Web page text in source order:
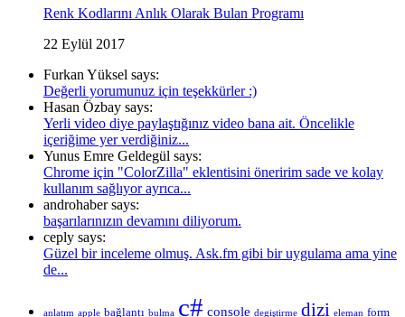
Renk Kodlarını Anlık Olarak Bulan Programı
22 Eylül 2017
Furkan Yüksel says:
Değerli yorumunuz için teşekkürler :)
Hasan Özbay says:
Yerli video diye paylaştığınız video bana ait. Öncelikle
içeriğime yer verdiğiniz...
Yunus Emre Geldegül says:
Chrome için "ColorZilla" eklentisini öneririm sade ve kolay
kullanım sağlıyor ayrıca...
androhaber says:
başarılarınızın devamını diliyorum.
ceply says:
Güzel bir inceleme olmuş. Ask.fm gibi bir uygulama ama yine
de...
anlatım apple bağlantı bulma c# console degiştirme dizi eleman form